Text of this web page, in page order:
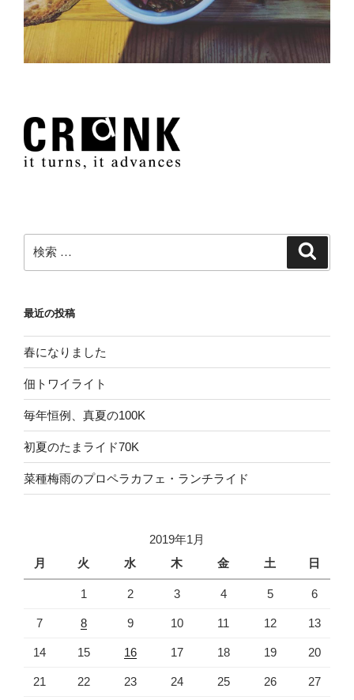
索:
最近の投稿
春になりました
佃トワイライト
毎年恒例、真夏の100K
初夏のたまライド70K
菜種梅雨のプロペラカフェ・ランチライド
2019年1月
月
火 水 木 金 土 日
1 2 3 4 5 6
7 8 9 10 11 12 13
14 15 16 17 18 19 20
21 22 23 24 25 26 27